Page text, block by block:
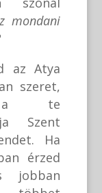
mondani
az Atya
szeret,
a te
Szent
Ha
érzed
jobban